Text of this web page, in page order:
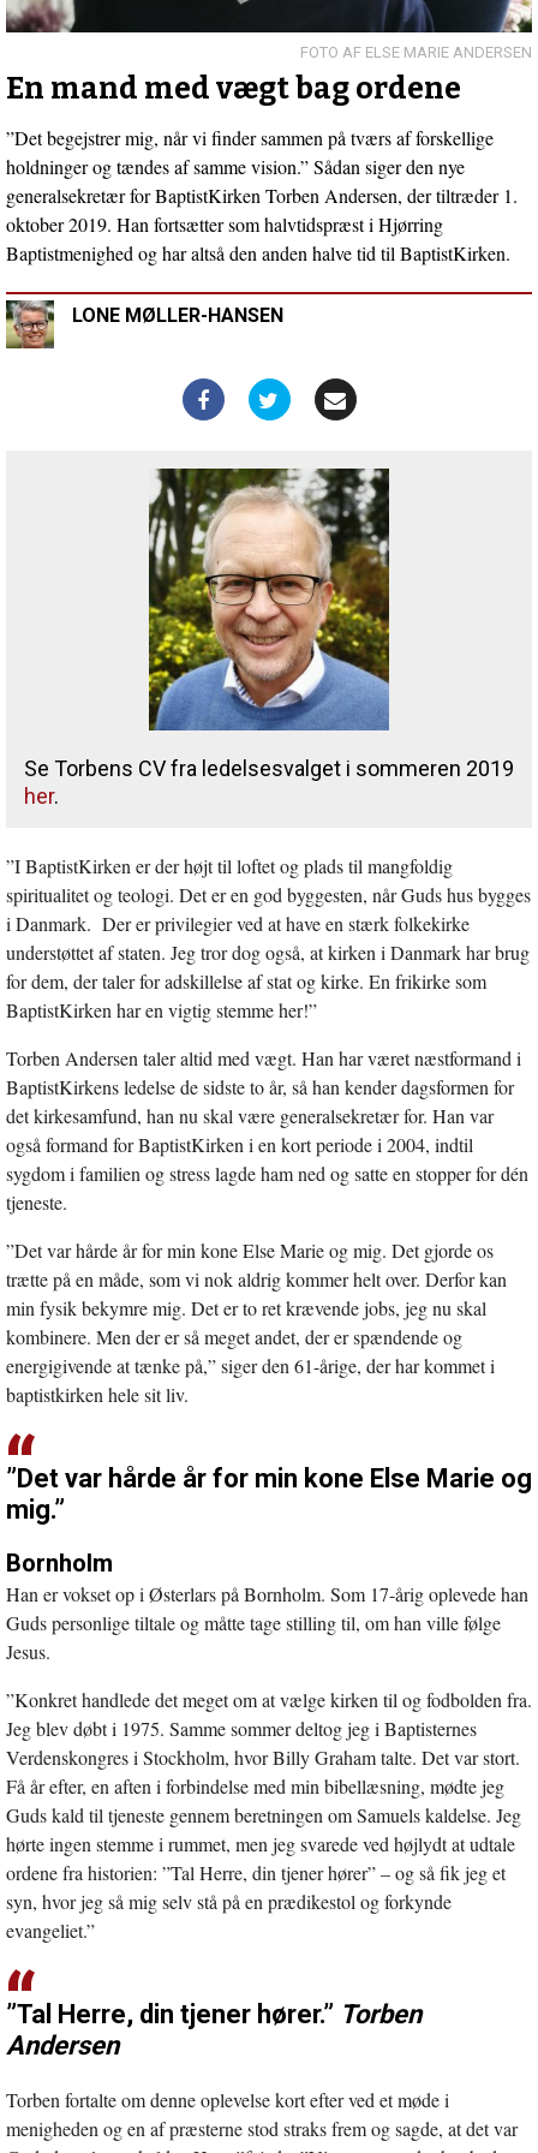
Egoisme
ingen
dyd
ELSE MARIE ANDERSEN
En mand med vægt bag ordene
”Det begejstrer mig, når vi finder sammen på tværs af forskellige
holdninger og tændes af samme vision.” Sådan siger den nye
generalsekretær for BaptistKirken Torben Andersen, der tiltræder 1.
oktober 2019. Han fortsætter som halvtidspræst i Hjørring
Baptistmenighed og har altså den anden halve tid til BaptistKirken.
LONE MØLLER-HANSEN
Se Torbens CV fra ledelsesvalget i sommeren 2019
her.
”I BaptistKirken er der højt til loftet og plads til mangfoldig
spiritualitet og teologi. Det er en god byggesten, når Guds hus bygges
i Danmark. Der er privilegier ved at have en stærk folkekirke
understøttet af staten. Jeg tror dog også, at kirken i Danmark har brug
for dem, der taler for adskillelse af stat og kirke. En frikirke som
BaptistKirken har en vigtig stemme her!”
Torben Andersen taler altid med vægt. Han har været næstformand i
BaptistKirkens ledelse de sidste to år, så han kender dagsformen for
det kirkesamfund, han nu skal være generalsekretær for. Han var
også formand for BaptistKirken i en kort periode i 2004, indtil
sygdom i familien og stress lagde ham ned og satte en stopper for dén
tjeneste.
”Det var hårde år for min kone Else Marie og mig. Det gjorde os
trætte på en måde, som vi nok aldrig kommer helt over. Derfor kan
min fysik bekymre mig. Det er to ret krævende jobs, jeg nu skal
kombinere. Men der er så meget andet, der er spændende og
energigivende at tænke på,” siger den 61-årige, der har kommet i
baptistkirken hele sit liv.
”Det var hårde år for min kone Else Marie og
mig.”
Bornholm
Han er vokset op i Østerlars på Bornholm. Som 17-årig oplevede han
Guds personlige tiltale og måtte tage stilling til, om han ville følge
Jesus.
”Konkret handlede det meget om at vælge kirken til og fodbolden fra.
Jeg blev døbt i 1975. Samme sommer deltog jeg i Baptisternes
Verdenskongres i Stockholm, hvor Billy Graham talte. Det var stort.
Få år efter, en aften i forbindelse med min bibellæsning, mødte jeg
Guds kald til tjeneste gennem beretningen om Samuels kaldelse. Jeg
hørte ingen stemme i rummet, men jeg svarede ved højlydt at udtale
ordene fra historien: ”Tal Herre, din tjener hører” – og så fik jeg et
syn, hvor jeg så mig selv stå på en prædikestol og forkynde
evangeliet.”
”Tal Herre, din tjener hører.” Torben
Andersen
Torben fortalte om denne oplevelse kort efter ved et møde i
menigheden og en af præsterne stod straks frem og sagde, at det var